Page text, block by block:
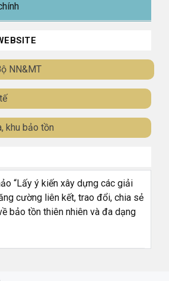
NN&MT
khu bảo tồn
“Lấy ý kiến xây dựng các giải
cường liên kết, trao đổi, chia sẻ
bảo tồn thiên nhiên và đa dạng